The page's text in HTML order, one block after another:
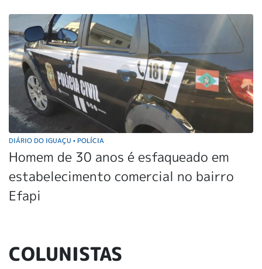
DIÁRIO DO IGUAÇU • POLÍCIA
Homem de 30 anos é esfaqueado em
estabelecimento comercial no bairro
Efapi
COLUNISTAS